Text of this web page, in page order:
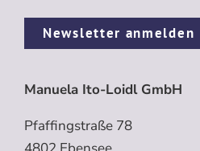
Newsletter anmelden
Manuela Ito-Loidl GmbH
Pfaffingstraße 78